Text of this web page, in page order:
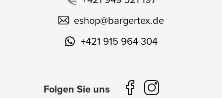
eshop@bargertex.de
+421 915 964 304